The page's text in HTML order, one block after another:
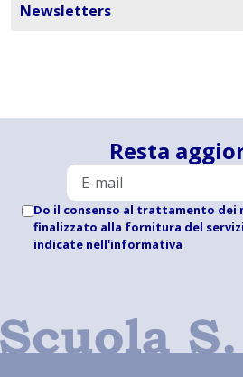
Newsletters
Resta
Do il consenso al trattamento dei
finalizzato alla fornitura del
indicate nell'informativa